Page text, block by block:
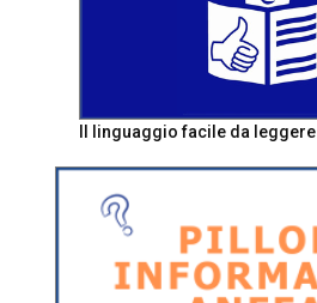
Il linguaggio facile da leggere